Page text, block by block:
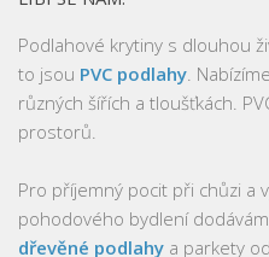
Podlahové krytiny s dlouhou
to jsou PVC podlahy .
různých šířích a tloušťkách.
prostorů.
Pro příjemný pocit při chůzi a
pohodového bydlení
dřevěné podlahy a parkety